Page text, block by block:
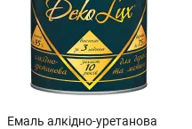
Емаль алкідно-уретанова